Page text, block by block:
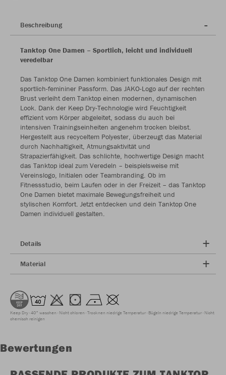
Beschreibung
Tanktop One Damen – Sportlich, leicht und individuell
veredelbar
Das Tanktop One Damen kombiniert funktionales Design mit
sportlich-femininer Passform. Das JAKO-Logo auf der rechten
Brust verleiht dem Tanktop einen modernen, dynamischen
Look. Dank der Keep Dry-Technologie wird Feuchtigkeit
effizient vom Körper abgeleitet, sodass du auch bei
intensiven Trainingseinheiten angenehm trocken bleibst.
Hergestellt aus recyceltem Polyester, überzeugt das Material
durch Nachhaltigkeit, Atmungsaktivität und
Strapazierfähigkeit. Das schlichte, hochwertige Design macht
das Tanktop ideal zum Veredeln – beispielsweise mit
Vereinslogo, Initialen oder Teambranding. Ob im
Fitnessstudio, beim Laufen oder in der Freizeit – das Tanktop
One Damen bietet maximale Bewegungsfreiheit und
stylischen Komfort. Jetzt entdecken und dein Tanktop One
Damen individuell gestalten.
Details
Material
Keep Dry 40° waschen Nicht chloren Trocknen niedrige Temperatur Bügeln niedrige Temperatur Nicht
chemisch reinigen
Bewertungen